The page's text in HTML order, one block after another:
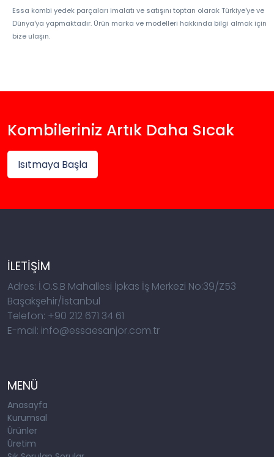
Essa kombi yedek parçaları imalatı ve satışını toptan olarak Türkiye'ye ve
Dünya'ya yapmaktadır. Ürün marka ve modelleri hakkında bilgi almak için
bize ulaşın.
Kombileriniz Artık Daha Sıcak
Isıtmaya Başla
İLETİŞİM
Adres: İ.O.S.B Mahallesi İpkas İş Merkezi No:39/Z53
Başakşehir/İstanbul
Telefon: +90 212 671 34 61
E-mail: info@essaesanjor.com.tr
MENÜ
Anasayfa
Kurumsal
Ürünler
Üretim